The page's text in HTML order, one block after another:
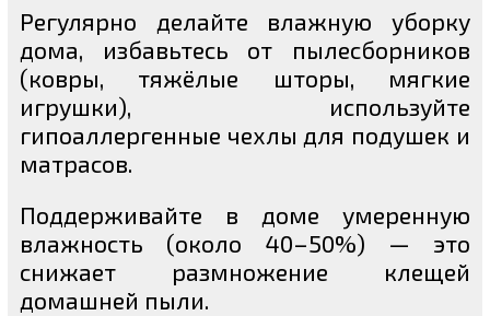
Регулярно делайте влажную уборку
дома, избавьтесь от пылесборников
(ковры, тяжёлые шторы, мягкие
игрушки), используйте
гипоаллергенные чехлы для подушек и
матрасов.
Поддерживайте в доме умеренную
влажность (около 40–50%) — это
снижает размножение клещей
домашней пыли.